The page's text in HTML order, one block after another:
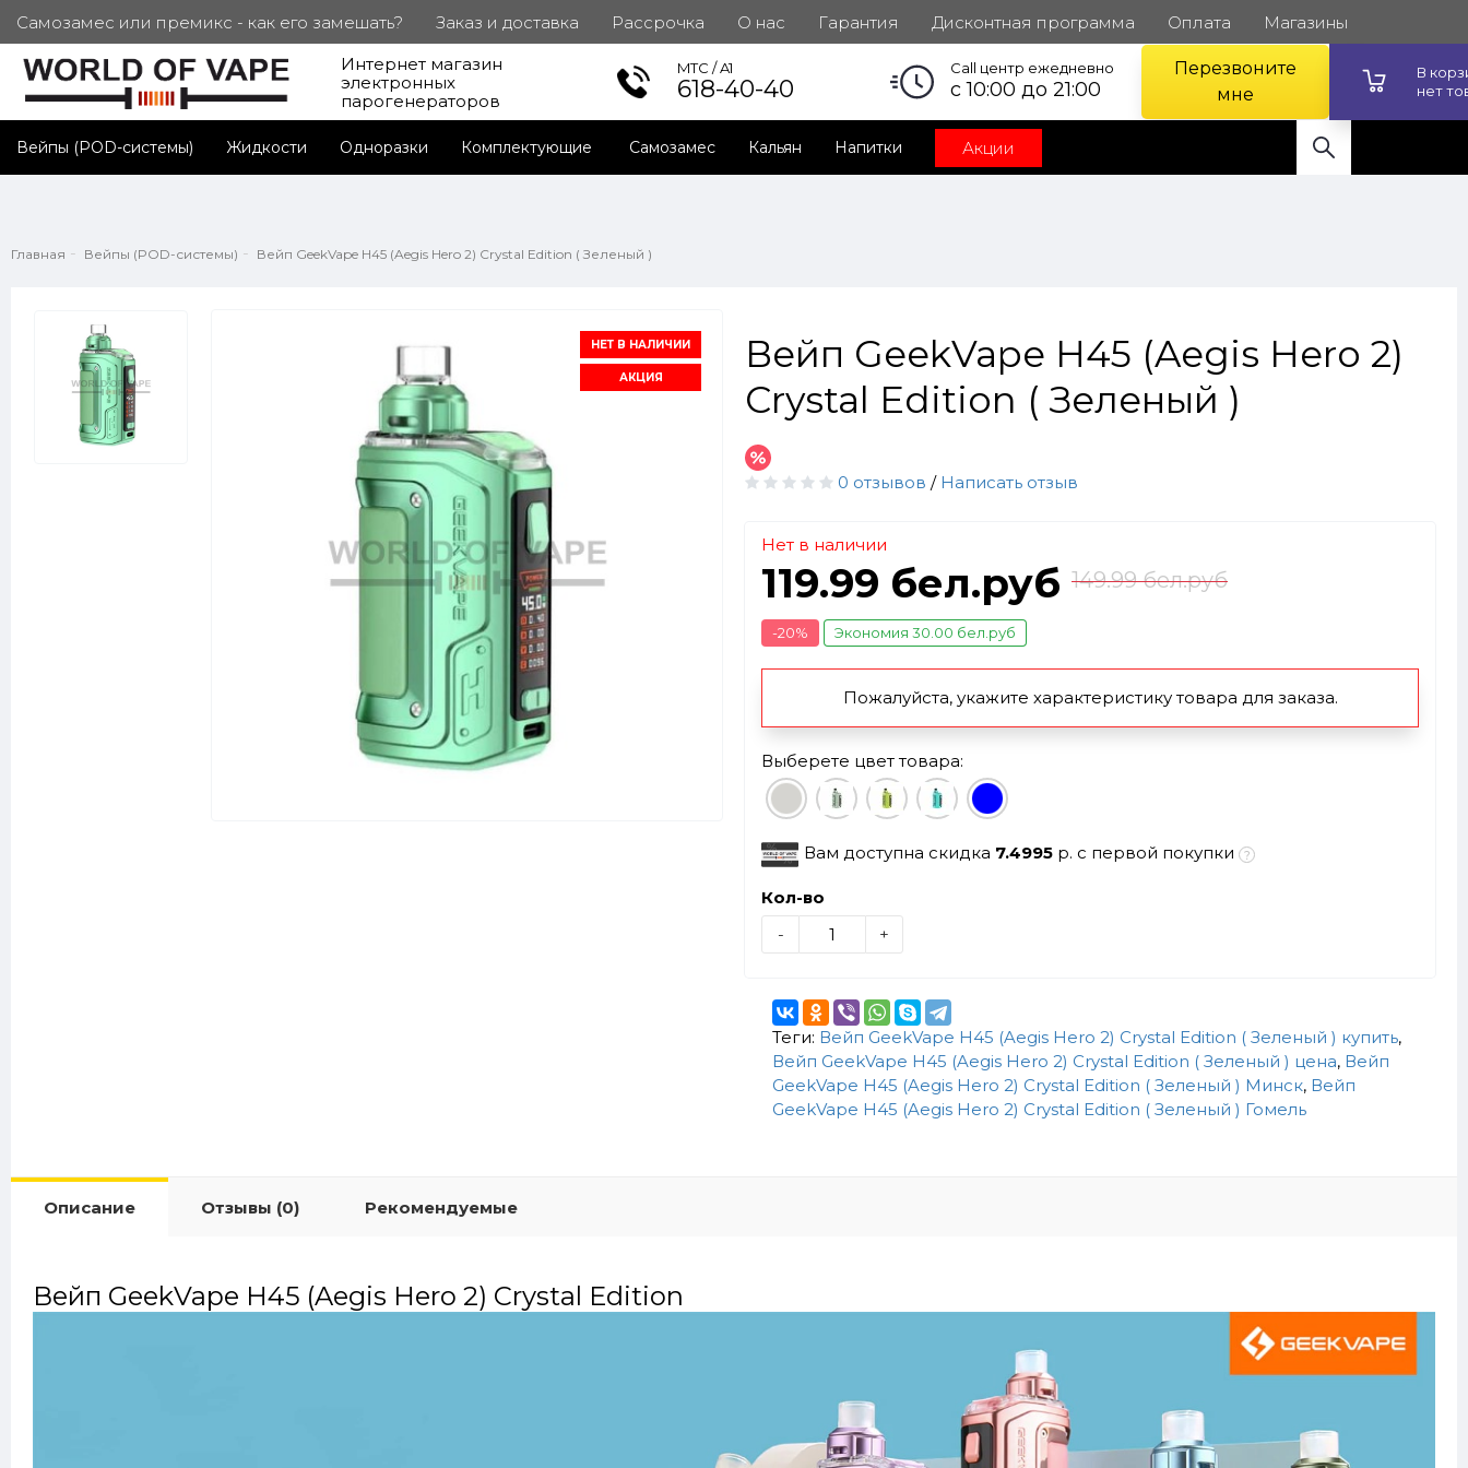
Самозамес или премикс - как его замешать? Заказ и доставка Рассрочка О нас Гарантия Дисконтная программа Оплата Магазины
ПОД. СЕРТИФИКАТЫ Партнерам Личный кабинет
Интернет магазин
электронных
парогенераторов
MTC / A1
618-40-40
Call центр ежедневно
с 10:00 до 21:00
Перезвоните
мне
В
нет
Вейпы (POD-системы) Жидкости Одноразки Комплектующие Самозамес Кальян Напитки Акции
Главная Вейпы (POD-системы) Вейп GeekVape H45 (Aegis Hero 2) Crystal Edition ( Зеленый )
НЕТ В НАЛИЧИИ
АКЦИЯ
Вейп GeekVape H45 (Aegis Hero 2)
Crystal Edition ( Зеленый )
0 отзывов / Написать отзыв
Нет в наличии
119.99 бел.руб 149.99 бел.руб
-20% Экономия 30.00 бел.руб
Пожалуйста, укажите характеристику товара для заказа.
Выберете цвет товара:
Вам доступна скидка 7.4995 р. с первой покупки
Кол-во
-
+
Теги: Вейп GeekVape H45 (Aegis Hero 2) Crystal Edition ( Зеленый ) купить,
Вейп GeekVape H45 (Aegis Hero 2) Crystal Edition ( Зеленый ) цена, Вейп
GeekVape H45 (Aegis Hero 2) Crystal Edition ( Зеленый ) Минск, Вейп
GeekVape H45 (Aegis Hero 2) Crystal Edition ( Зеленый ) Гомель
Описание Отзывы (0) Рекомендуемые
Вейп GeekVape H45 (Aegis Hero 2) Crystal Edition